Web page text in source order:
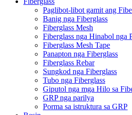
Paglibot-libot gamit ang
Banig nga Fiberglass
Fiberglass Mesh
Fiberglass nga Hinabol nga
Fiberglass Mesh Tape
Panapton nga Fiberglass
Fiberglass Rebar
Sungkod nga Fiberglass
Tubo nga Fiberglass
Giputol nga mga Hilo sa
GRP nga parilya
Porma sa istruktura sa GRP